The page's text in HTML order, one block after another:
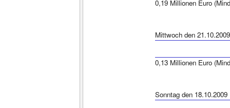
0,19 Millionen Euro
Mittwoch den 21.10.2009
0,13 Millionen Euro
Sonntag den 18.10.2009